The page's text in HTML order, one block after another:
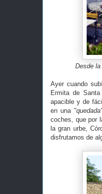
Desde
Ayer cuando
Ermita de
apacible y de
en una
coches, que por
la gran urbe,
disfrutamos de